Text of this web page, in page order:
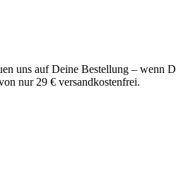
uns auf Deine Bestellung – wenn
nur 29 € versandkostenfrei.